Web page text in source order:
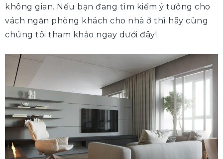
không gian. Nếu bạn đang tìm kiếm ý tưởng cho
vách ngăn phòng khách cho nhà ở thì hãy cùng
chúng tôi tham khảo ngay dưới đây!